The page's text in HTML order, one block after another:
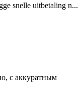
snelle uitbetaling n...
с аккуратным